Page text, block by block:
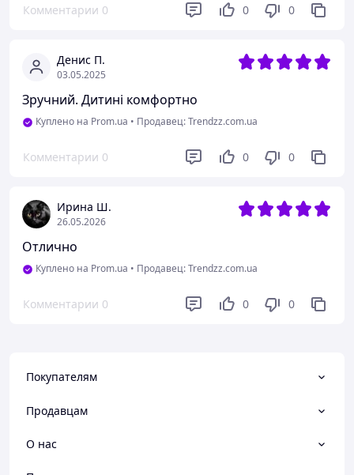
Комментарии 0 0 0
Денис П.
03.05.2025
Зручний. Дитині комфортно
Куплено на Prom.ua • Продавец: Trendzz.com.ua
Комментарии 0 0 0
Ирина Ш.
26.05.2026
Отлично
Куплено на Prom.ua • Продавец: Trendzz.com.ua
Комментарии 0 0 0
Покупателям
Продавцам
О нас